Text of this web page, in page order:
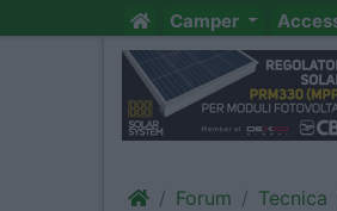
Camper
Forum Tecnica